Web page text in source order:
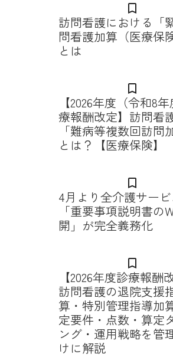
bookmark_border
訪問看護における「
問看護加算（医療保
とは
bookmark_border
【2026年度（令和8
療報酬改定】訪問看
「難病等複数回訪問
とは？【医療保険】
bookmark_border
4月より全介護サー
「重要事項説明書の
開」が完全義務化
bookmark_border
【2026年度診療報酬
訪問看護の退院支援
算・特別管理指導加
定要件・点数・算定
ング・運用戦略を管
けに解説